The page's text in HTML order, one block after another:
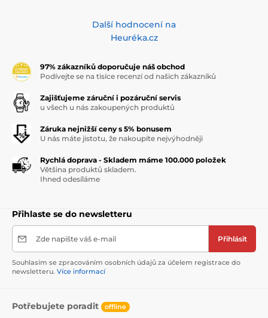
Další hodnocení na
Heuréka.cz
97% zákazníků doporučuje náš obchod
Podívejte se na tisíce recenzí od našich zákazníků
Zajišťujeme záruční i pozáruční servis
u všech u nás zakoupených produktů
Záruka nejnižší ceny s 5% bonusem
U nás máte jistotu, že nakoupíte nejvýhodněji
Rychlá doprava - Skladem máme 100.000 položek
Většina produktů skladem.
Ihned odesíláme
Přihlaste se do newsletteru
Zde napište váš e-mail Přihlásit
Souhlasím se zpracováním osobních údajů za účelem registrace do
newsletteru. Více informací
Potřebujete poradit offline